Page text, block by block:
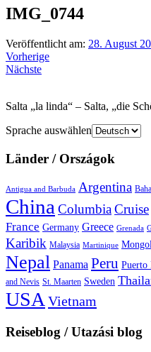
IMG_0744
Veröffentlicht am: 28. August
Vorherige
Nächste
Salta „la linda“ – Salta, „die
Sprache auswählen
Länder / Országok
Antigua and Barbuda Argentina
China ColumbiaCruise
France Germany Greece Grenada
Karibik Malaysia Martinique
Nepal Panama Peru Puerto
and Nevis St. Maarten Sweden
USAVietnam
Reiseblog / Utazási blog